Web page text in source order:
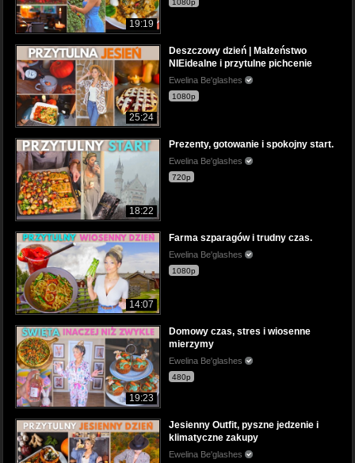
19:19
1080p
25:24
Deszczowy dzień | Małżeństwo
NIEidealne i przytulne pichcenie
Ewelina Be'glashes
1080p
18:22
Prezenty, gotowanie i spokojny start.
Ewelina Be'glashes
720p
14:07
Farma szparagów i trudny czas.
Ewelina Be'glashes
1080p
19:23
Domowy czas, stres i wiosenne
mierzymy
Ewelina Be'glashes
480p
Jesienny Outfit, pyszne jedzenie i
klimatyczne zakupy
Ewelina Be'glashes